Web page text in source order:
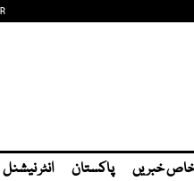
خبریں پاکستان انٹر نیشنل